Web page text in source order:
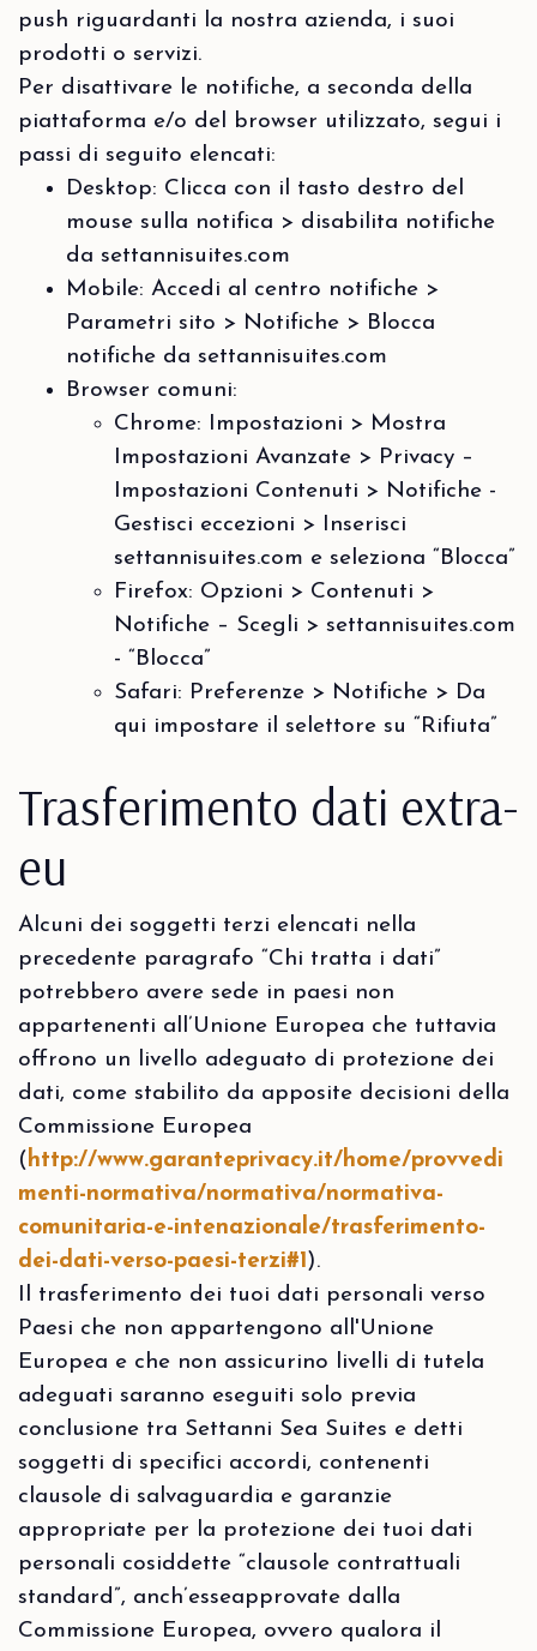
push riguardanti la nostra azienda, i suoi
prodotti o servizi.
Per disattivare le notifiche, a seconda della
piattaforma e/o del browser utilizzato, segui i
passi di seguito elencati:
Desktop: Clicca con il tasto destro del
mouse sulla notifica > disabilita notifiche
da settannisuites.com
Mobile: Accedi al centro notifiche >
Parametri sito > Notifiche > Blocca
notifiche da settannisuites.com
Browser comuni:
Chrome: Impostazioni > Mostra
Impostazioni Avanzate > Privacy –
Impostazioni Contenuti > Notifiche -
Gestisci eccezioni > Inserisci
settannisuites.com e seleziona “Blocca”
Firefox: Opzioni > Contenuti >
Notifiche – Scegli > settannisuites.com
- “Blocca”
Safari: Preferenze > Notifiche > Da
qui impostare il selettore su “Rifiuta”
Trasferimento dati extra-
eu
Alcuni dei soggetti terzi elencati nella
precedente paragrafo “Chi tratta i dati”
potrebbero avere sede in paesi non
appartenenti all’Unione Europea che tuttavia
offrono un livello adeguato di protezione dei
dati, come stabilito da apposite decisioni della
Commissione Europea
( http://www.garanteprivacy.it/home/provvedi
menti-normativa/normativa/normativa-
comunitaria-e-intenazionale/trasferimento-
dei-dati-verso-paesi-terzi#1 ).
Il trasferimento dei tuoi dati personali verso
Paesi che non appartengono all'Unione
Europea e che non assicurino livelli di tutela
adeguati saranno eseguiti solo previa
conclusione tra Settanni Sea Suites e detti
soggetti di specifici accordi, contenenti
clausole di salvaguardia e garanzie
appropriate per la protezione dei tuoi dati
personali cosiddette “clausole contrattuali
standard”, anch’esseapprovate dalla
Commissione Europea, ovvero qualora il